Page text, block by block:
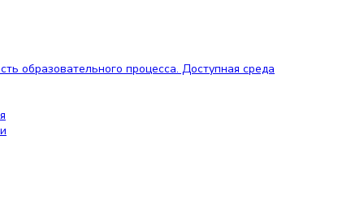
образовательного процесса. Доступная среда